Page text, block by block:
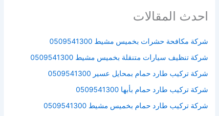
احدث المقالات
شركة مكافحة حشرات بخميس مشيط 0509541300
شركة تنظيف سيارات متنقلة بخميس مشيط 0509541300
شركة تركيب طارد حمام بمحايل عسير 0509541300
شركة تركيب طارد حمام بأبها 0509541300
شركة تركيب طارد حمام بخميس مشيط 0509541300